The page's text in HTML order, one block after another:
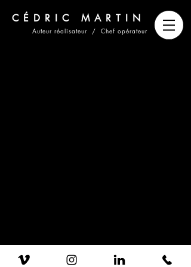
CÉDRIC MARTIN
Auteur réalisateur / Chef opérateur